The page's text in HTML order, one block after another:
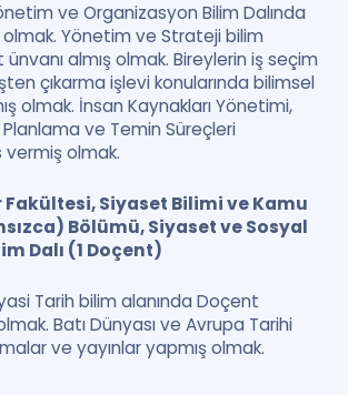
ve Organizasyon Bilim Dalında
Yönetim ve Strateji bilim
almış olmak. Bireylerin iş seçim
çıkarma işlevi konularında bilimsel
olmak. İnsan Kaynakları Yönetimi,
Planlama ve Temin Süreçleri
vermiş olmak.
Siyaset Bilimi ve Kamu
Bölümü, Siyaset ve Sosyal
Dalı (1 Doçent)
Tarih bilim alanında Doçent
Batı Dünyası ve Avrupa Tarihi
ve yayınlar yapmış olmak.